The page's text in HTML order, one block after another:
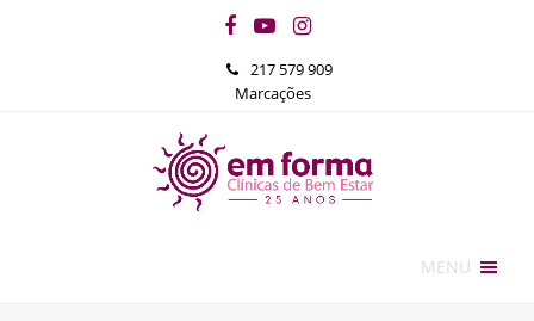
Facebook
YouTubeInstagram
217 579 909
Marcações
MENU